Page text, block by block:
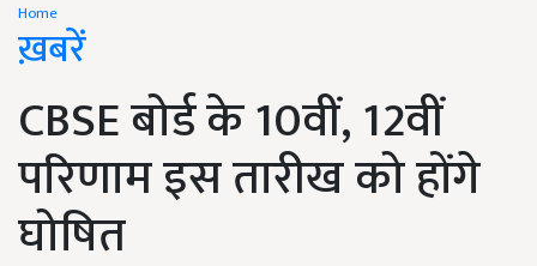
Home
ख़बरें
CBSE बोर्ड के 10वीं, 12वीं
परिणाम इस तारीख को होंगे
घोषित